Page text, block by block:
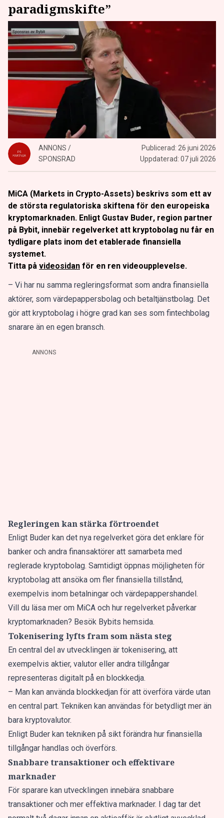
paradigmskifte”
ANNONS /
SPONSRAD
Publicerad: 26 juni 2026
Uppdaterad: 07 juli 2026
MiCA (Markets in Crypto-Assets) beskrivs som ett av
de största regulatoriska skiftena för den europeiska
kryptomarknaden. Enligt Gustav Buder, region partner
på Bybit, innebär regelverket att kryptobolag nu får en
tydligare plats inom det etablerade finansiella
systemet.
Titta på videosidan för en ren videoupplevelse.
– Vi har nu samma regleringsformat som andra finansiella
aktörer, som värdepappersbolag och betaltjänstbolag. Det
gör att kryptobolag i högre grad kan ses som fintechbolag
snarare än en egen bransch.
ANNONS
Regleringen kan stärka förtroendet
Enligt Buder kan det nya regelverket göra det enklare för
banker och andra finansaktörer att samarbeta med
reglerade kryptobolag. Samtidigt öppnas möjligheten för
kryptobolag att ansöka om fler finansiella tillstånd,
exempelvis inom betalningar och värdepappershandel.
Vill du läsa mer om MiCA och hur regelverket påverkar
kryptomarknaden? Besök Bybits hemsida.
Tokenisering lyfts fram som nästa steg
En central del av utvecklingen är tokenisering, att
exempelvis aktier, valutor eller andra tillgångar
representeras digitalt på en blockkedja.
– Man kan använda blockkedjan för att överföra värde utan
en central part. Tekniken kan användas för betydligt mer än
bara kryptovalutor.
Enligt Buder kan tekniken på sikt förändra hur finansiella
tillgångar handlas och överförs.
Snabbare transaktioner och effektivare
marknader
För sparare kan utvecklingen innebära snabbare
transaktioner och mer effektiva marknader. I dag tar det